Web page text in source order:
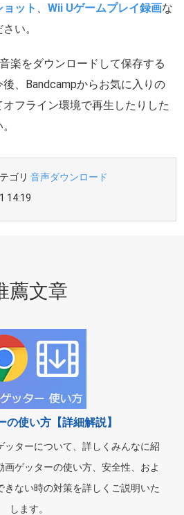
ット 、Wii Uゲームプレイ録画な
い。
楽をダウンロードして保存する
、Bandcampからお気に入りの
フライン環境で再生したりした
ゴリ音声ダウンロード
14:19
薦文章
の使い方【詳細解説】
ッターについて、詳しくみんなに紹
ゲッターの使い方、安全性、およ
きない時の対策を詳しくご説明いた
します。